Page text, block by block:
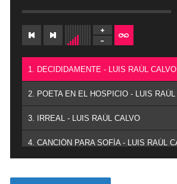
1. DECIDIDAMENTE - LUIS RAÚL CALVO
3. IRREAL - LUIS RAÚL CALVO